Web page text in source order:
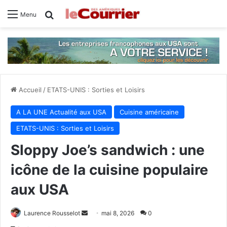
Menu Rechercher
Accueil / ETATS-UNIS : Sorties et Loisirs
A LA UNE Actualité aux USA
Cuisine américaine
ETATS-UNIS : Sorties et Loisirs
Sloppy Joe’s sandwich : une
icône de la cuisine populaire
aux USA
Laurence Rousselot
Envoyermai 8, 2026 0